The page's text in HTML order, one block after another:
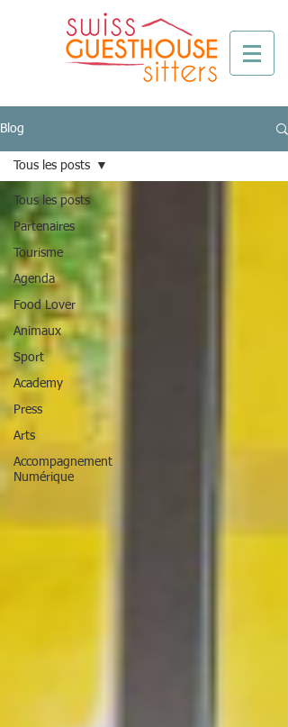
Blog
Tous les posts
Partenaires
Tourisme
Agenda
Food Lover
Animaux
Sport
Academy
Press
Arts
Accompagnement
Numérique
Tous les posts